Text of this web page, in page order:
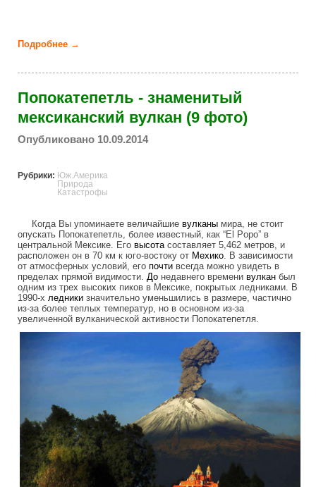
Подробнее →
Попокатепетль - знаменитый
мексиканский вулкан (9 фото)
Опубликовано 10.09.2014
Рубрики: Юж.Америка
Природа
Катастрофы
Когда Вы упоминаете величайшие вулканы мира, не стоит
опускать Попокатепетль, более известный, как “El Popo” в
центральной Мексике. Его высота составляет 5,462 метров, и
расположен он в 70 км к юго-востоку от Мехико . В зависимости
от атмосферных условий, его почти всегда можно увидеть в
пределах прямой видимости. До недавнего времени вулкан был
одним из трех высоких пиков в Мексике, покрытых ледниками. В
1990-х ледники значительно уменьшились в размере, частично
из-за более теплых температур, но в основном из-за
увеличенной вулканической активности Попокатепетля.
popocatepel_mexican_volcano.jpg